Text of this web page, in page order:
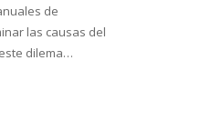
de
las causas del
dilema…